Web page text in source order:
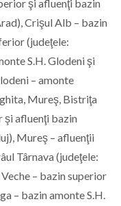
şi afluenţi bazin
Crişul Alb – bazin
(judeţele:
S.H. Glodeni şi
– amonte
Mureş, Bistriţa
şi afluenţi bazin
Mureş – afluenţii
Târnava (judeţele:
– bazin superior
– bazin amonte S.H.